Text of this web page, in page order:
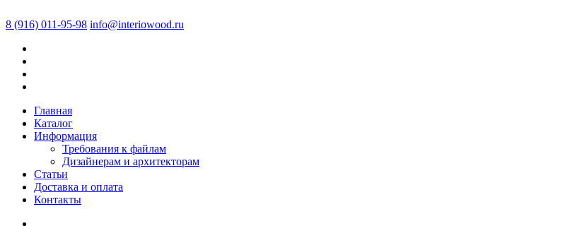
8 (916) 011-95-98 info@interiowood.ru
Главная
Каталог
Информация
Требования к файлам
Дизайнерам и архитекторам
Статьи
Доставка и оплата
Контакты